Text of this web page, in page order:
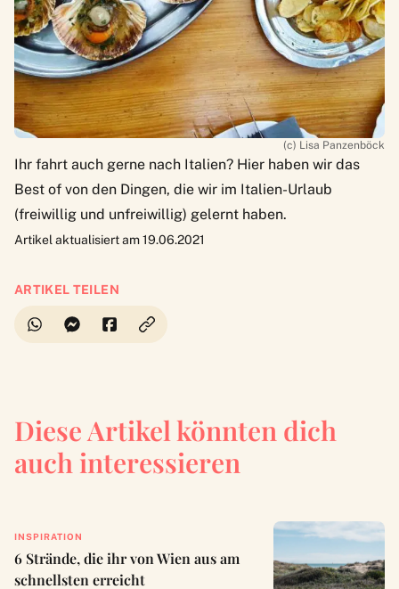
(c) Lisa Panzenböck
Ihr fahrt auch gerne nach Italien? Hier haben wir das
Best of von den Dingen, die wir im Italien-Urlaub
(freiwillig und unfreiwillig) gelernt haben.
Artikel aktualisiert am 19.06.2021
ARTIKEL TEILEN
Diese Artikel könnten dich
auch interessieren
INSPIRATION
6 Strände, die ihr von Wien aus am
schnellsten erreicht